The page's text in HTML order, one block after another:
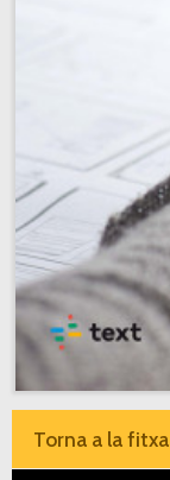
Torna a la fitxa